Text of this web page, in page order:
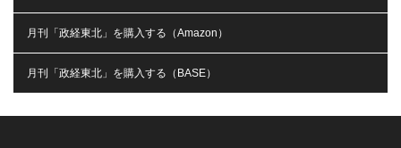
月刊「政経東北」を購入する（Amazon）
月刊「政経東北」を購入する（BASE）